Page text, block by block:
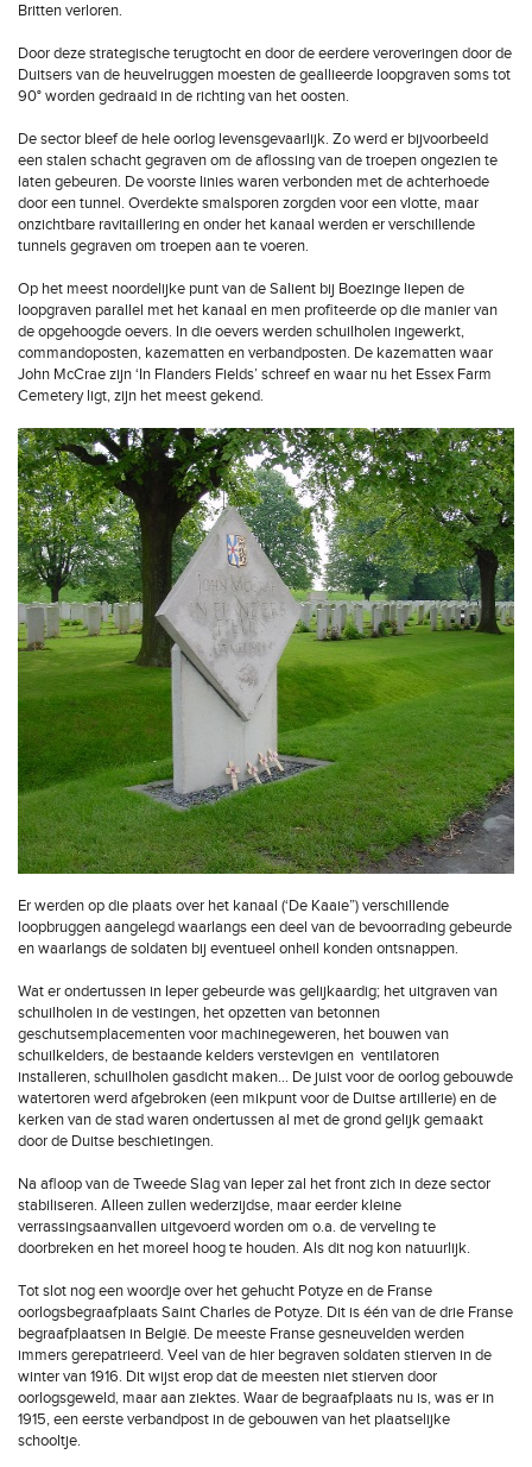
Britten verloren.
Door deze strategische terugtocht en door de eerdere veroveringen door de
Duitsers van de heuvelruggen moesten de geallieerde loopgraven soms tot
90° worden gedraaid in de richting van het oosten.
De sector bleef de hele oorlog levensgevaarlijk. Zo werd er bijvoorbeeld
een stalen schacht gegraven om de aflossing van de troepen ongezien te
laten gebeuren. De voorste linies waren verbonden met de achterhoede
door een tunnel. Overdekte smalsporen zorgden voor een vlotte, maar
onzichtbare ravitaillering en onder het kanaal werden er verschillende
tunnels gegraven om troepen aan te voeren.
Op het meest noordelijke punt van de Salient bij Boezinge liepen de
loopgraven parallel met het kanaal en men profiteerde op die manier van
de opgehoogde oevers. In die oevers werden schuilholen ingewerkt,
commandoposten, kazematten en verbandposten. De kazematten waar
John McCrae zijn ‘In Flanders Fields’ schreef en waar nu het Essex Farm
Cemetery ligt, zijn het meest gekend.
Er werden op die plaats over het kanaal (‘De Kaaie”) verschillende
loopbruggen aangelegd waarlangs een deel van de bevoorrading gebeurde
en waarlangs de soldaten bij eventueel onheil konden ontsnappen.
Wat er ondertussen in Ieper gebeurde was gelijkaardig; het uitgraven van
schuilholen in de vestingen, het opzetten van betonnen
geschutsemplacementen voor machinegeweren, het bouwen van
schuilkelders, de bestaande kelders verstevigen en ventilatoren
installeren, schuilholen gasdicht maken… De juist voor de oorlog gebouwde
watertoren werd afgebroken (een mikpunt voor de Duitse artillerie) en de
kerken van de stad waren ondertussen al met de grond gelijk gemaakt
door de Duitse beschietingen.
Na afloop van de Tweede Slag van Ieper zal het front zich in deze sector
stabiliseren. Alleen zullen wederzijdse, maar eerder kleine
verrassingsaanvallen uitgevoerd worden om o.a. de verveling te
doorbreken en het moreel hoog te houden. Als dit nog kon natuurlijk.
Tot slot nog een woordje over het gehucht Potyze en de Franse
oorlogsbegraafplaats Saint Charles de Potyze. Dit is één van de drie Franse
begraafplaatsen in België. De meeste Franse gesneuvelden werden
immers gerepatrieerd. Veel van de hier begraven soldaten stierven in de
winter van 1916. Dit wijst erop dat de meesten niet stierven door
oorlogsgeweld, maar aan ziektes. Waar de begraafplaats nu is, was er in
1915, een eerste verbandpost in de gebouwen van het plaatselijke
schooltje.